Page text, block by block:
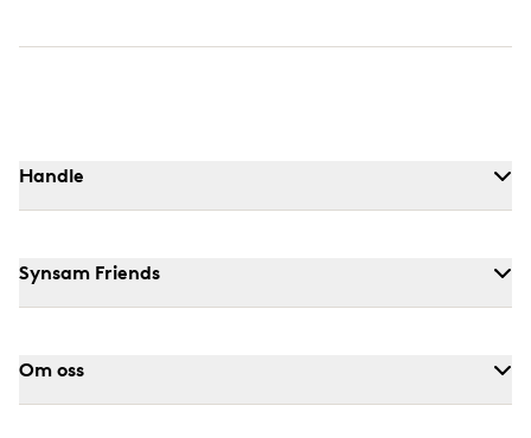
Handle
Synsam Friends
Om oss